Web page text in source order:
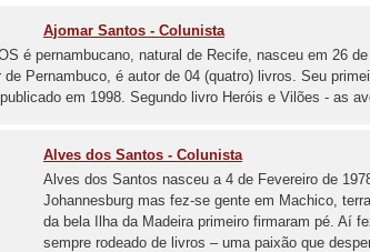
Ajomar Santos - Colunista
é pernambucano, natural de Recife, nasceu em 26
Pernambuco, é autor de 04 (quatro) livros. Seu
em 1998. Segundo livro Heróis e Vilões - as
Alves dos Santos - Colunista
Alves dos Santos nasceu a 4 de Fevereiro de
Johannesburg mas fez-se gente em Machico,
da bela Ilha da Madeira primeiro firmaram pé. Aí
sempre rodeado de livros – uma paixão que